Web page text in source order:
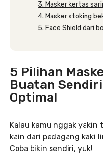
3. Masker kertas
4. Masker stoking
5. Face Shield dari
5 Pilihan
Buatan
Optimal
Kalau kamu nggak yakin
kain dari pedagang kaki
Coba bikin sendiri, yuk!